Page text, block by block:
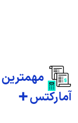
آمارکتس ➕